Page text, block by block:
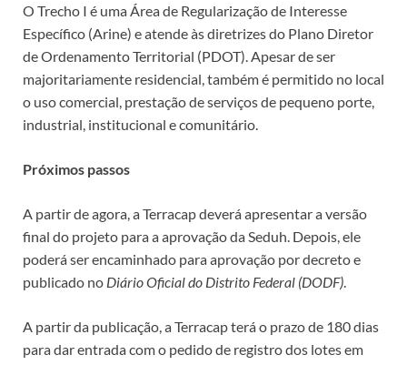
O Trecho I é uma Área de Regularização de Interesse
Específico (Arine) e atende às diretrizes do Plano Diretor
de Ordenamento Territorial (PDOT). Apesar de ser
majoritariamente residencial, também é permitido no local
o uso comercial, prestação de serviços de pequeno porte,
industrial, institucional e comunitário.
Próximos passos
A partir de agora, a Terracap deverá apresentar a versão
final do projeto para a aprovação da Seduh. Depois, ele
poderá ser encaminhado para aprovação por decreto e
publicado no Diário Oficial do Distrito Federal (DODF).
A partir da publicação, a Terracap terá o prazo de 180 dias
para dar entrada com o pedido de registro dos lotes em